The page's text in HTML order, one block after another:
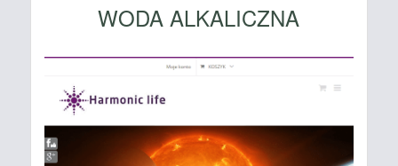
WODA ALKALICZNA